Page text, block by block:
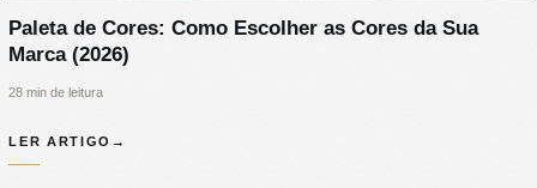
Paleta de Cores: Como Escolher as Cores da Sua
Marca (2026)
28 min de leitura
LER ARTIGO →